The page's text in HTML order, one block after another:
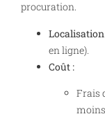
procuration.
Localisation
en ligne).
Coût :
Frais